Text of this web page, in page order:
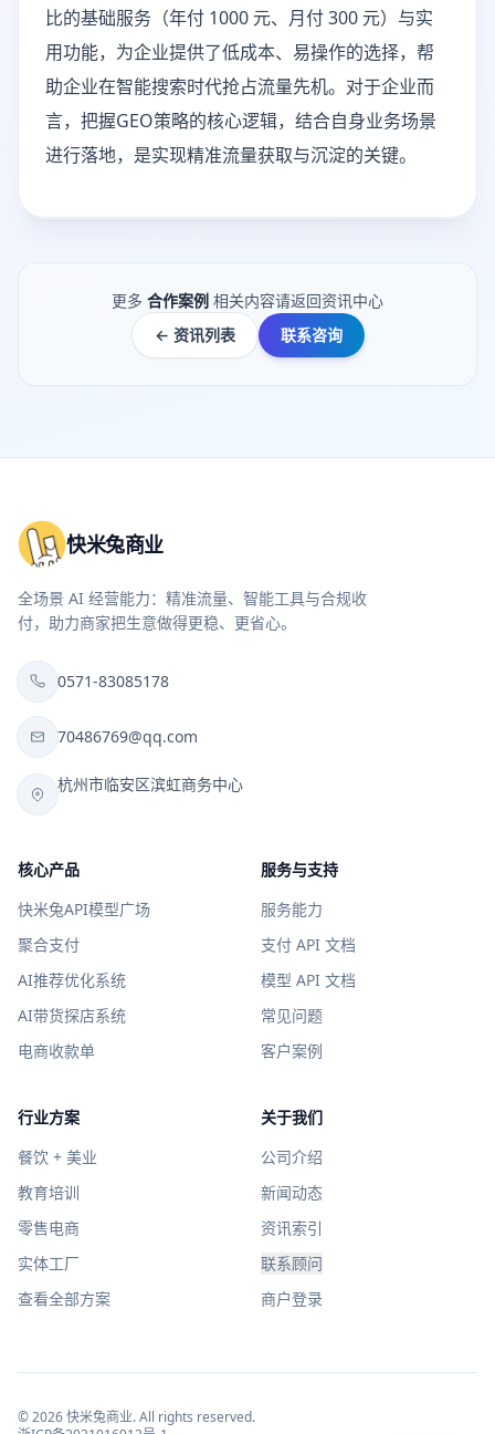
比的基础服务（年付 1000 元、月付 300 元）与实
用功能，为企业提供了低成本、易操作的选择，帮
助企业在智能搜索时代抢占流量先机。对于企业而
言，把握GEO策略的核心逻辑，结合自身业务场景
进行落地，是实现精准流量获取与沉淀的关键。
更多 合作案例 相关内容请返回资讯中心
← 资讯列表
联系咨询
快米兔商业
全场景 AI 经营能力：精准流量、智能工具与合规收
付，助力商家把生意做得更稳、更省心。
0571-83085178
70486769@qq.com
杭州市临安区滨虹商务中心
核心产品
快米兔API模型广场
聚合支付
AI推荐优化系统
AI带货探店系统
电商收款单
服务与支持
服务能力
支付 API 文档
模型 API 文档
常见问题
客户案例
行业方案
餐饮 + 美业
教育培训
零售电商
实体工厂
查看全部方案
关于我们
公司介绍
新闻动态
资讯索引
联系顾问
商户登录
©2026快米兔商业. All rights reserved.